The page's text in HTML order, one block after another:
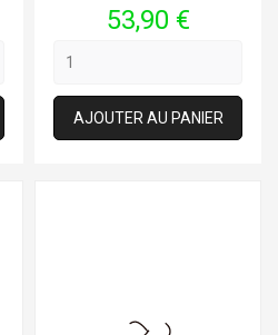
Prix
53,90 €
AJOUTER AU PANIER